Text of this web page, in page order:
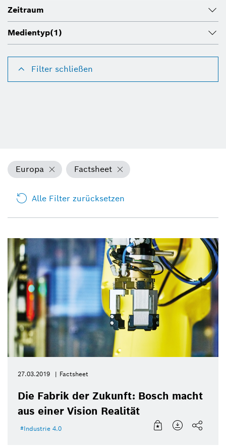
Zeitraum
Medientyp(1)
Filter schließen
Europa Factsheet
Alle Filter zurücksetzen
27.03.2019 Factsheet
Die Fabrik der Zukunft: Bosch macht
aus einer Vision Realität
Industrie 4.0